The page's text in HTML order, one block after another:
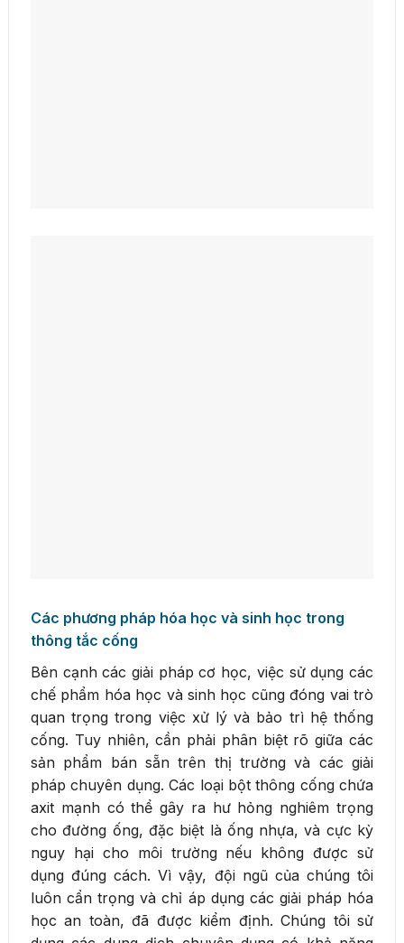
Các phương pháp hóa học và sinh học trong
thông tắc cống
Bên cạnh các giải pháp cơ học, việc sử dụng các
chế phẩm hóa học và sinh học cũng đóng vai trò
quan trọng trong việc xử lý và bảo trì hệ thống
cống. Tuy nhiên, cần phải phân biệt rõ giữa các
sản phẩm bán sẵn trên thị trường và các giải
pháp chuyên dụng. Các loại bột thông cống chứa
axit mạnh có thể gây ra hư hỏng nghiêm trọng
cho đường ống, đặc biệt là ống nhựa, và cực kỳ
nguy hại cho môi trường nếu không được sử
dụng đúng cách. Vì vậy, đội ngũ của chúng tôi
luôn cẩn trọng và chỉ áp dụng các giải pháp hóa
học an toàn, đã được kiểm định. Chúng tôi sử